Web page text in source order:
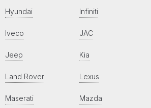
Hyundai Infiniti
Iveco JAC
Jeep Kia
Land Rover Lexus
Maserati Mazda